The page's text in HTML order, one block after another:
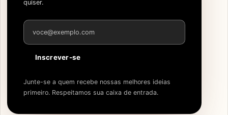
quiser.
Endereço de e-mail
Inscrever-se
Junte-se a quem recebe nossas melhores ideias
primeiro. Respeitamos sua caixa de entrada.